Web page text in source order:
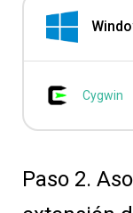
Cygwin
Paso 2.